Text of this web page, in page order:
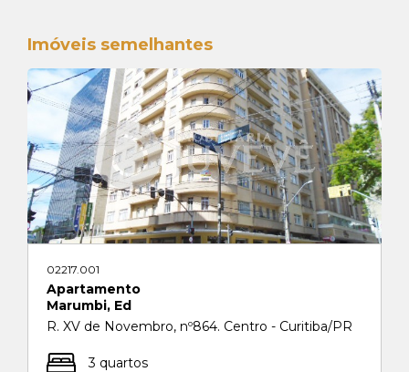
Imóveis semelhantes
02217.001
Apartamento
Marumbi, Ed
R. XV de Novembro, nº864. Centro - Curitiba/PR
3 quartos